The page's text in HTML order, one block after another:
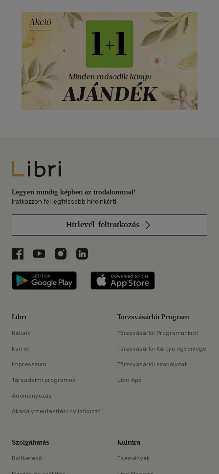
Libri
Legyen mindig képben az irodalommal!
Iratkozzon fel legfrissebb híreinkért!
Hírlevél-feliratkozás
Libri a Facebookon
Libri a Youtube-on
Libri az Instagramon
Libri a LinkedInen
Libri applikáció Szerezd meg: Google
Libri
Rólunk
Karrier
Impresszum
Társadalmi programok
Adományozás
Akadálymentesítési nyilatkozat
Törzsvásárlói Program
Törzsvásárlói Programunkról
Törzsvásárlói Kártya egyenlege
Törzsvásárlói szabályzat
Libri App
Szolgáltatás
Boltkereső
Kultúra
Események